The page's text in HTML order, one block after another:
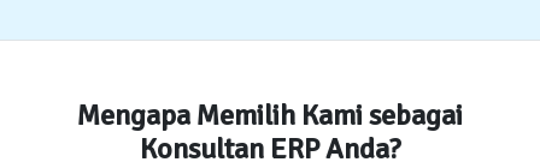
Mengapa Memilih Kami sebagai
Konsultan ERP Anda?